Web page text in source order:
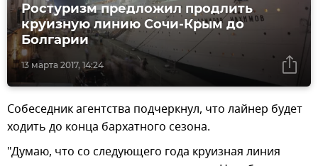
13 марта 2017, 14:24
Ростуризм предложил продлить
круизную линию Сочи-Крым до
Болгарии
Собеседник агентства подчеркнул, что лайнер будет
ходить до конца бархатного сезона.
"Думаю, что со следующего года круизная линия